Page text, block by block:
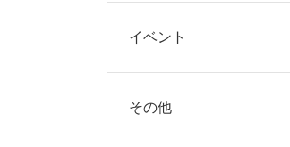
イベント
その他